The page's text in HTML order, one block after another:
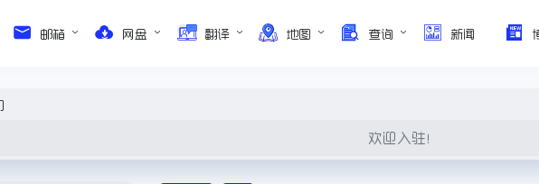
邮箱 网盘 翻译 地图 查询 新闻
欢迎入驻！